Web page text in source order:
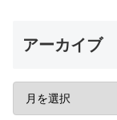
アーカイブ